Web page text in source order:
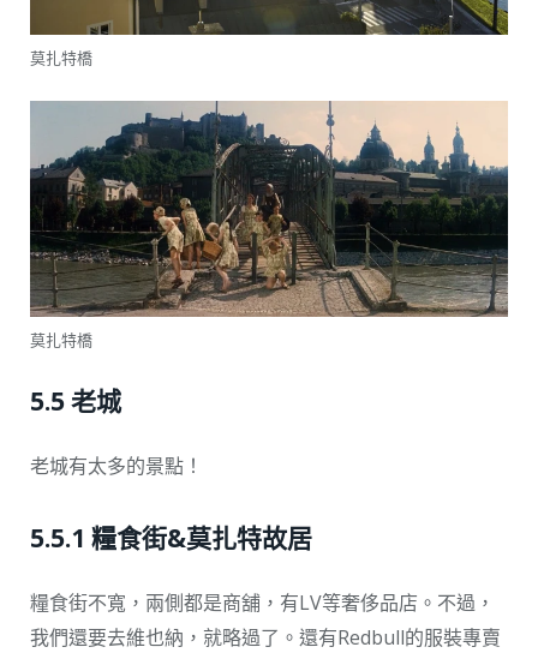
莫扎特橋
莫扎特橋
5.5 老城
老城有太多的景點！
5.5.1 糧食街&莫扎特故居
糧食街不寬，兩側都是商舖，有LV等奢侈品店。不過，
我們還要去維也納，就略過了。還有Redbull的服裝專賣